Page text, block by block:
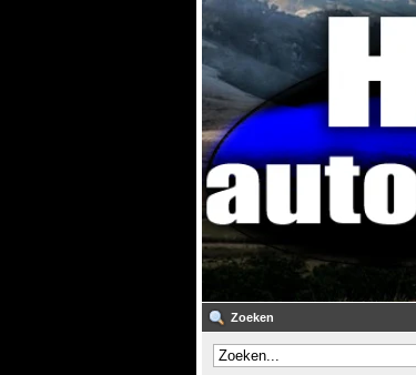
Zoeken